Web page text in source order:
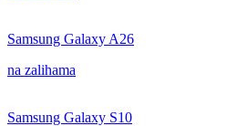
Samsung Galaxy A26
na zalihama
Samsung Galaxy S10